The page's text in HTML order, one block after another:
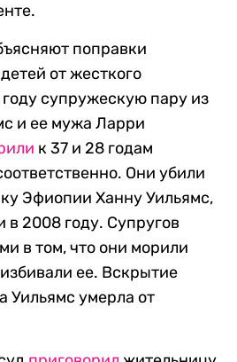
поправки
от жесткого
супружескую пару из
и ее мужа Ларри
к 37 и 28 годам
Они убили
Эфиопии Ханну Уильямс,
в 2008 году. Супругов
в том, что они морили
ее. Вскрытие
Уильямс умерла от